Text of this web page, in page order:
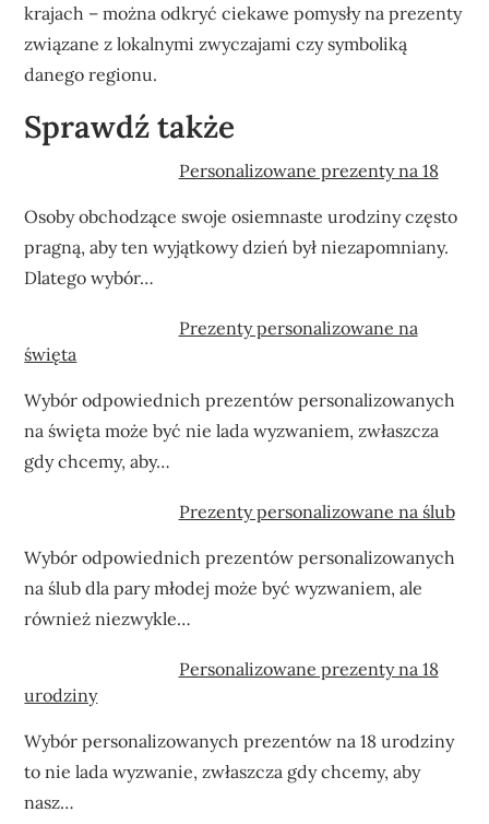
krajach – można odkryć ciekawe pomysły na prezenty
związane z lokalnymi zwyczajami czy symboliką
danego regionu.
Sprawdź także
Personalizowane prezenty na 18
Osoby obchodzące swoje osiemnaste urodziny często
pragną, aby ten wyjątkowy dzień był niezapomniany.
Dlatego wybór…
Prezenty personalizowane na
święta
Wybór odpowiednich prezentów personalizowanych
na święta może być nie lada wyzwaniem, zwłaszcza
gdy chcemy, aby…
Prezenty personalizowane na ślub
Wybór odpowiednich prezentów personalizowanych
na ślub dla pary młodej może być wyzwaniem, ale
również niezwykle…
Personalizowane prezenty na 18
urodziny
Wybór personalizowanych prezentów na 18 urodziny
to nie lada wyzwanie, zwłaszcza gdy chcemy, aby
nasz…